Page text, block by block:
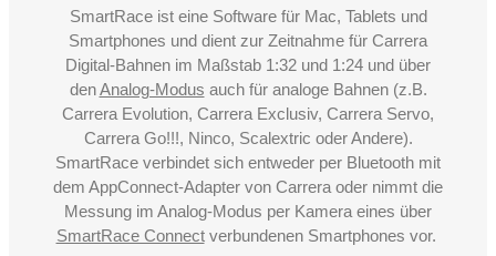
SmartRace ist eine Software für Mac, Tablets und
Smartphones und dient zur Zeitnahme für Carrera
Digital-Bahnen im Maßstab 1:32 und 1:24 und über
denAnalog-Modus auch für analoge Bahnen (z.B.
Carrera Evolution, Carrera Exclusiv, Carrera Servo,
Carrera Go!!!, Ninco, Scalextric oder Andere).
SmartRace verbindet sich entweder per Bluetooth mit
dem AppConnect-Adapter von Carrera oder nimmt die
Messung im Analog-Modus per Kamera eines über
SmartRace Connectverbundenen Smartphones vor.